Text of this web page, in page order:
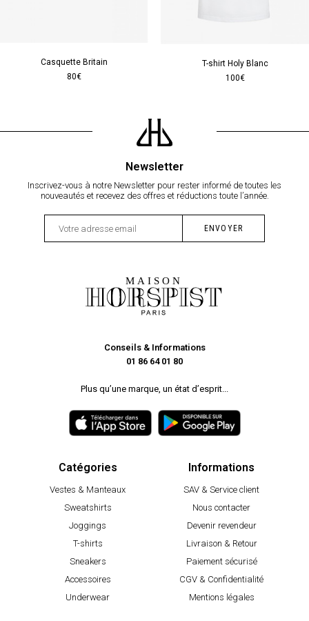
Casquette Britain
80€
T-shirt Holy Blanc
100€
Newsletter
Inscrivez-vous à notre Newsletter pour rester informé de toutes les
nouveautés et recevez des offres et réductions toute l’année.
Conseils & Informations
01 86 64 01 80
Plus qu’une marque, un état d’esprit...
Catégories
Vestes & Manteaux
Sweatshirts
Joggings
T-shirts
Sneakers
Accessoires
Underwear
Informations
SAV & Service client
Nous contacter
Devenir revendeur
Livraison & Retour
Paiement sécurisé
CGV & Confidentialité
Mentions légales